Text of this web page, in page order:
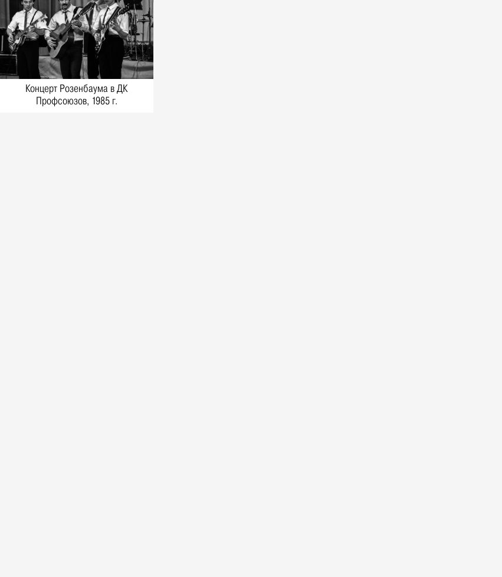
ответил на вопросы
корреспондента «Ульяновской
правды»
События, 6 Августа 1989
***
События, 6 Августа 1990
6 августа 1991 г.
События, 6 Августа 1991
Концерт Розенбаума в ДК
Профсоюзов, 1985 г.